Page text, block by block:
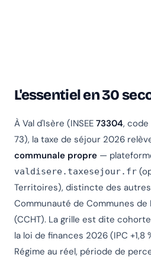
L'essentiel en 30
À Val d'Isère (INSEE 73304, code
73), la taxe de séjour 2026
communale propre —
valdisere.taxesejour.fr
Territoires), distincte des
Communauté de Communes de
(CCHT). La grille est dite
la loi de finances 2026 (IPC +1,8
Régime au réel, période de